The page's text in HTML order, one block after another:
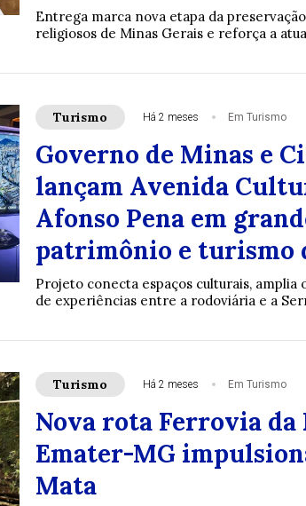
Entrega marca nova etapa da
religiosos de Minas Gerais e reforça a
Turismo Há 2 meses Em Turismo
Governo de Minas e
lançam Avenida
Afonso Pena em
patrimônio e turismo
Projeto conecta espaços culturais,
de experiências entre a rodoviária e a
Turismo Há 2 meses Em Turismo
Nova rota Ferrovia da
Emater-MG
Mata